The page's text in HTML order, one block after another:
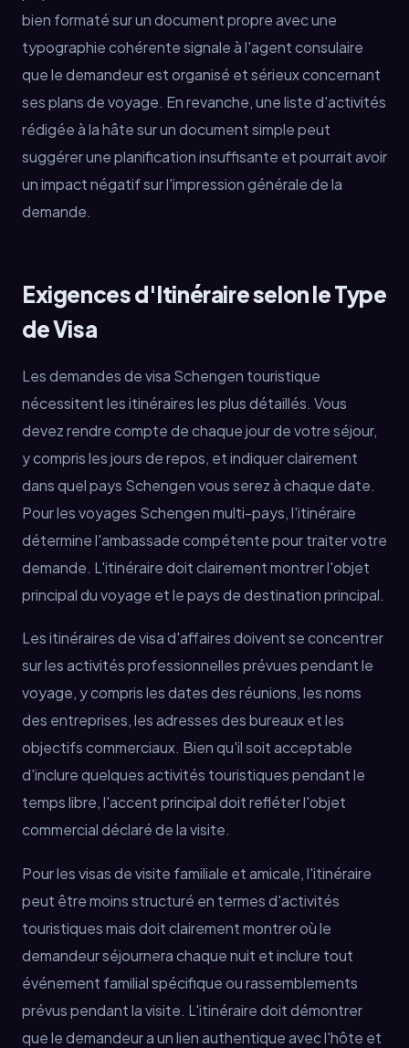
bien formaté sur un document propre avec une
typographie cohérente signale à l'agent consulaire
que le demandeur est organisé et sérieux concernant
ses plans de voyage. En revanche, une liste d'activités
rédigée à la hâte sur un document simple peut
suggérer une planification insuffisante et pourrait avoir
un impact négatif sur l'impression générale de la
demande.
Exigences d'Itinéraire selon le Type
de Visa
Les demandes de visa Schengen touristique
nécessitent les itinéraires les plus détaillés. Vous
devez rendre compte de chaque jour de votre séjour,
y compris les jours de repos, et indiquer clairement
dans quel pays Schengen vous serez à chaque date.
Pour les voyages Schengen multi-pays, l'itinéraire
détermine l'ambassade compétente pour traiter votre
demande. L'itinéraire doit clairement montrer l'objet
principal du voyage et le pays de destination principal.
Les itinéraires de visa d'affaires doivent se concentrer
sur les activités professionnelles prévues pendant le
voyage, y compris les dates des réunions, les noms
des entreprises, les adresses des bureaux et les
objectifs commerciaux. Bien qu'il soit acceptable
d'inclure quelques activités touristiques pendant le
temps libre, l'accent principal doit refléter l'objet
commercial déclaré de la visite.
Pour les visas de visite familiale et amicale, l'itinéraire
peut être moins structuré en termes d'activités
touristiques mais doit clairement montrer où le
demandeur séjournera chaque nuit et inclure tout
événement familial spécifique ou rassemblements
prévus pendant la visite. L'itinéraire doit démontrer
que le demandeur a un lien authentique avec l'hôte et